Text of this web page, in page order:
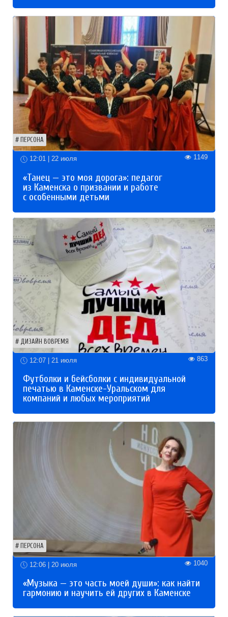
ПЕРСОНА
12:01 | 22 июля 1149
«Танец — это моя дорога»: педагог
из Каменска о призвании и работе
с особенными детьми
ДИЗАЙН ВОВРЕМЯ
12:07 | 21 июля 863
Футболки и бейсболки с индивидуальной
печатью в Каменске-Уральском для
компаний и любых мероприятий
ПЕРСОНА
12:06 | 20 июля 1040
«Музыка — это часть моей души»: как найти
гармонию и научить ей других в Каменске